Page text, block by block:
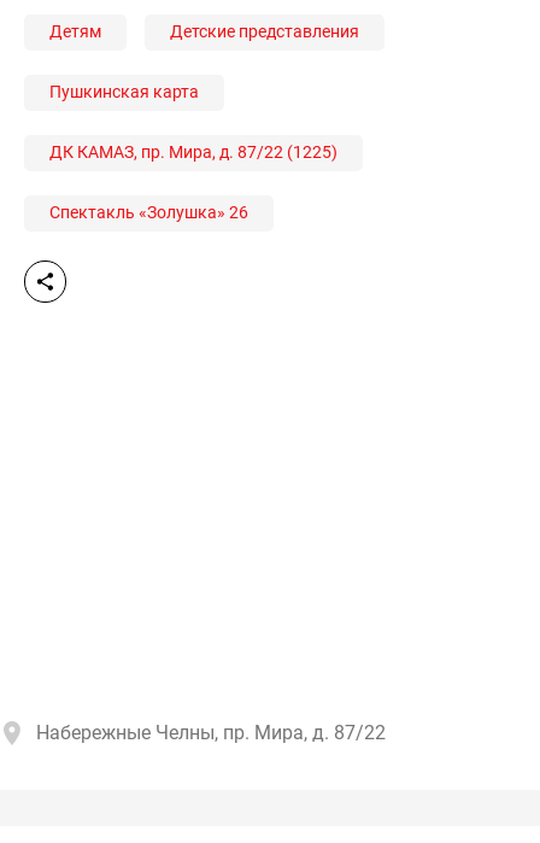
Детям Детские представления
Пушкинская карта
ДК КАМАЗ, пр. Мира, д. 87/22 (1225)
Спектакль «Золушка» 26
Набережные Челны, пр. Мира, д. 87/22